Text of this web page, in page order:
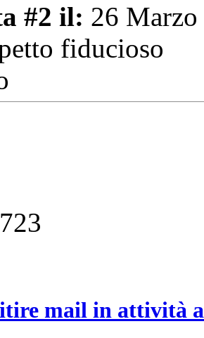
#2 il: 26
fiducioso
mail in attività